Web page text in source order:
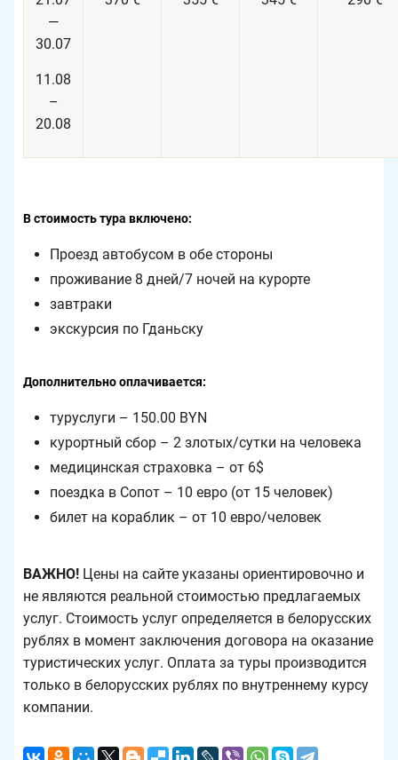
—
30.07
11.08
–
20.08
В стоимость тура включено:
Проезд автобусом в обе стороны
проживание 8 дней/7 ночей на курорте
завтраки
экскурсия по Гданьску
Дополнительно оплачивается:
туруслуги – 150.00 BYN
курортный сбор – 2 злотых/сутки на человека
медицинская страховка – от 6$
поездка в Сопот – 10 евро (от 15 человек)
билет на кораблик – от 10 евро/человек
ВАЖНО! Цены на сайте указаны ориентировочно и
не являются реальной стоимостью предлагаемых
услуг. Стоимость услуг определяется в белорусских
рублях в момент заключения договора на оказание
туристических услуг. Оплата за туры производится
только в белорусских рублях по внутреннему курсу
компании.